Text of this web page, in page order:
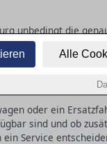
Alle
unbedingt die
Sie genau wissen,
könnten
oder ein
sind und ob
Service